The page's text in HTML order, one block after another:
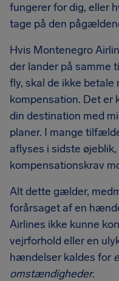
fungerer for dig, eller
tage på den
Hvis Montenegro
der lander på samme
fly, skal de ikke
kompensation. Det er
din destination med
planer. I mange
aflyses i sidste
kompensationskrav
Alt dette gælder,
forårsaget af en
Airlines ikke kunne
vejrforhold eller en
hændelser kaldes for
omstændigheder.